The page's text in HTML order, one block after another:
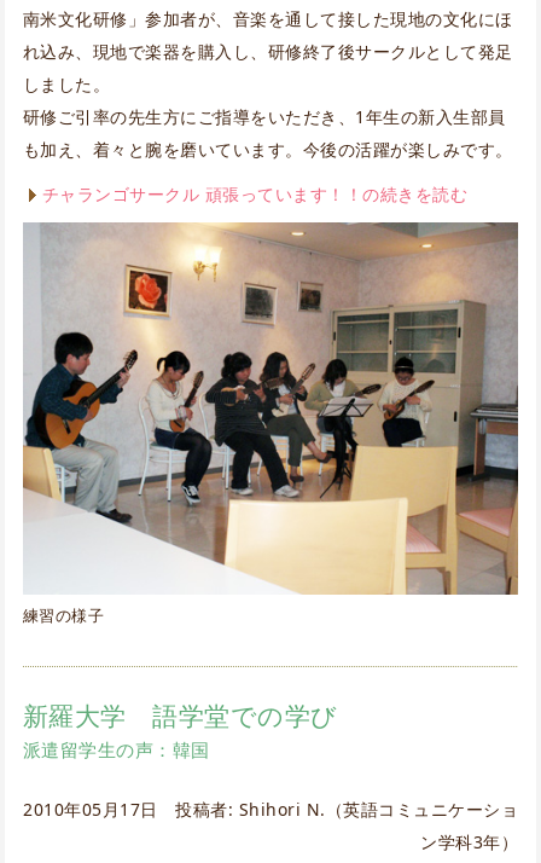
南米文化研修」参加者が、音楽を通して接した現地の文化にほ
れ込み、現地で楽器を購入し、研修終了後サークルとして発足
しました。
研修ご引率の先生方にご指導をいただき、1年生の新入生部員
も加え、着々と腕を磨いています。今後の活躍が楽しみです。
チャランゴサークル 頑張っています！！の続きを読む
練習の様子
新羅大学 語学堂での学び
派遣留学生の声：韓国
2010年05月17日 投稿者: Shihori N.（英語コミュニケーショ
ン学科3年）